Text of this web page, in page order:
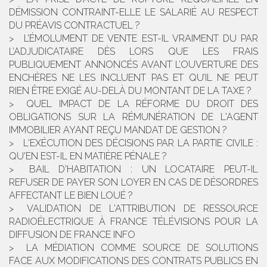
DÉMISSION CONTRAINT-ELLE LE SALARIÉ AU RESPECT
DU PRÉAVIS CONTRACTUEL ?
L’ÉMOLUMENT DE VENTE EST-IL VRAIMENT DU PAR
L’ADJUDICATAIRE DÈS LORS QUE LES FRAIS
PUBLIQUEMENT ANNONCÉS AVANT L’OUVERTURE DES
ENCHÈRES NE LES INCLUENT PAS ET QU’IL NE PEUT
RIEN ÊTRE EXIGÉ AU-DELÀ DU MONTANT DE LA TAXE ?
QUEL IMPACT DE LA RÉFORME DU DROIT DES
OBLIGATIONS SUR LA RÉMUNÉRATION DE L'AGENT
IMMOBILIER AYANT REÇU MANDAT DE GESTION ?
L'EXÉCUTION DES DÉCISIONS PAR LA PARTIE CIVILE :
QU'EN EST-IL EN MATIÈRE PÉNALE ?
BAIL D'HABITATION : UN LOCATAIRE PEUT-IL
REFUSER DE PAYER SON LOYER EN CAS DE DÉSORDRES
AFFECTANT LE BIEN LOUÉ ?
VALIDATION DE L'ATTRIBUTION DE RESSOURCE
RADIOÉLECTRIQUE À FRANCE TÉLÉVISIONS POUR LA
DIFFUSION DE FRANCE INFO
LA MÉDIATION COMME SOURCE DE SOLUTIONS
FACE AUX MODIFICATIONS DES CONTRATS PUBLICS EN